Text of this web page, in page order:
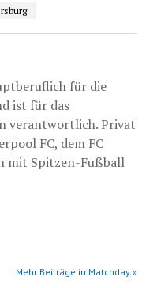
für die
ist für das
verantwortlich. Privat
FC, dem FC
mit Spitzen-Fußball
Mehr Beiträge in Matchday »